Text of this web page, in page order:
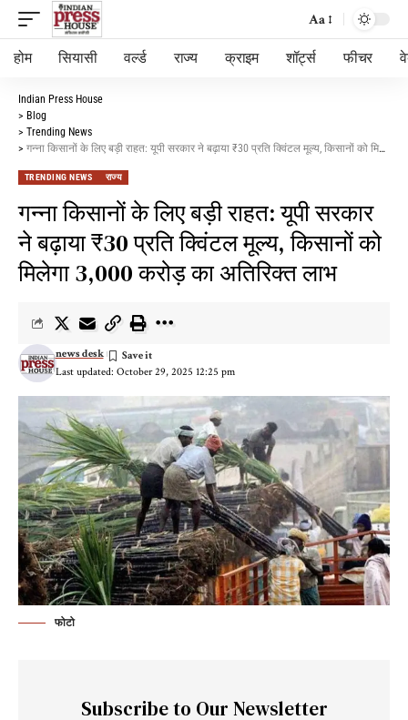
Aa
होम सियासी वर्ल्ड राज्य क्राइम शॉर्ट्स फीचर
Indian Press House
> Blog
> Trending News
> गन्ना किसानों के लिए बड़ी राहत: यूपी सरकार ने बढ़ाया ₹30 प्रति क्विंटल मूल्य, किसानों को मिलेगा 3,000 करोड़ का अतिरिक्त लाभ
TRENDING NEWS राज्य
गन्ना किसानों के लिए बड़ी राहत: यूपी सरकार
ने बढ़ाया ₹30 प्रति क्विंटल मूल्य, किसानों को
मिलेगा 3,000 करोड़ का अतिरिक्त लाभ
Last updated: October 29, 2025 12:25 pm
news desk
फोटो
Subscribe to Our Newsletter